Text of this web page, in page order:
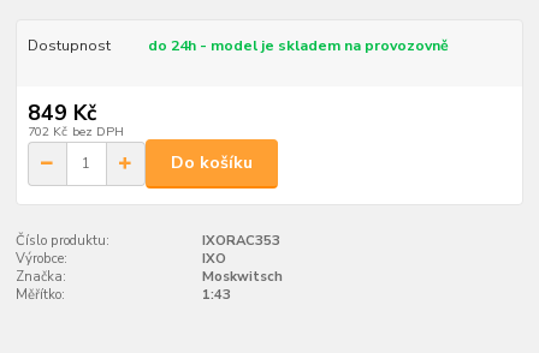
Dostupnost do 24h - model je skladem na provozovně
849 Kč
702 Kč bez DPH
Do košíku
Číslo produktu:
IXORAC353
Výrobce:
IXO
Značka:
Moskwitsch
Měřítko:
1:43